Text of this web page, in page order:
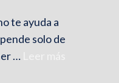
te ayuda a
solo de
…